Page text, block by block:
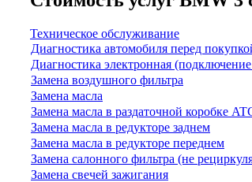
Техническое обслуживание
Диагностика автомобиля перед
Диагностика электронная
Замена воздушного фильтра
Замена масла
Замена масла в раздаточной коробке
Замена масла в редукторе заднем
Замена масла в редукторе переднем
Замена салонного фильтра (не
Замена свечей зажигания